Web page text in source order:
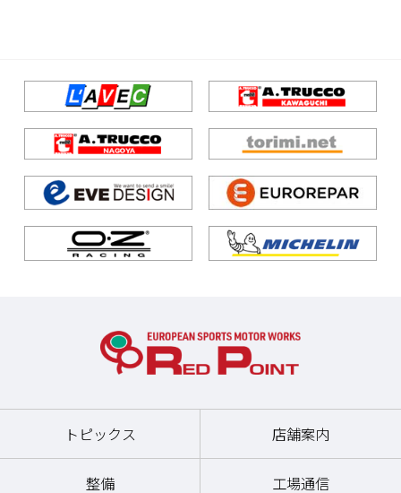
トピックス 店舗案内
整備 工場通信